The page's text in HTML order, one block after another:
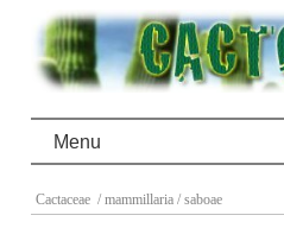
Menu
Cactaceae / mammillaria / saboae